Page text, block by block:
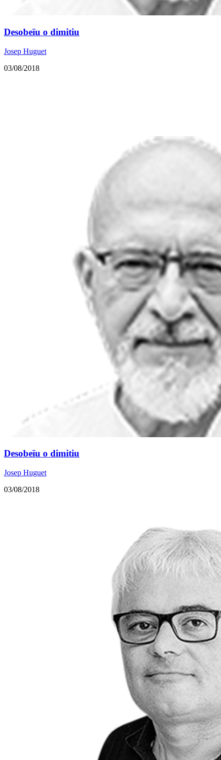
Desobeïu o dimitiu
Josep Huguet
03/08/2018
Desobeïu o dimitiu
Josep Huguet
03/08/2018